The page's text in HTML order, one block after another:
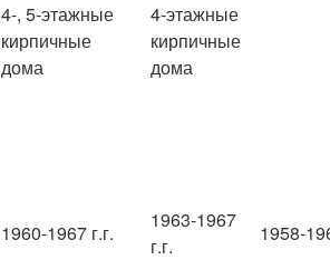
4-, 5-этажные
кирпичные
дома
4-этажные
кирпичные
дома
1960-1967 г.г.
1963-1967
г.г.
1958-